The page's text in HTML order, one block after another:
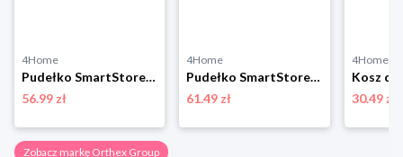
4Home
Pudełko SmartStore Classic z białymi klipsami, 25 l, 25 l Orthex Group
56.99 zł
4Home
Pudełko SmartStore Classic z białymi klipsami, 21 l, 21 l Orthex Group
61.49 zł
4Home
30.49 zł
Zobacz markę Orthex Group